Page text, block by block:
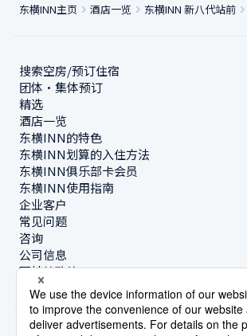
东横INN主页 酒店一览 东横INN 新八代站前
搜索空房/预订住宿
团体・集体预订
精选
酒店一览
东横INN的特色
东横INN划算的入住方法
东横INN俱乐部卡会员
东横INN使用指南
企业客户
常见问题
咨询
公司信息
可持续政策